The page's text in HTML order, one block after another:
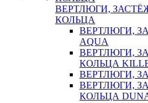
ВЕРТЛЮГИ,
КОЛЬЦА
ВЕРТЛЮГИ,
AQUA
ВЕРТЛЮГИ,
КОЛЬЦА
ВЕРТЛЮГИ,
ВЕРТЛЮГИ,
КОЛЬЦА